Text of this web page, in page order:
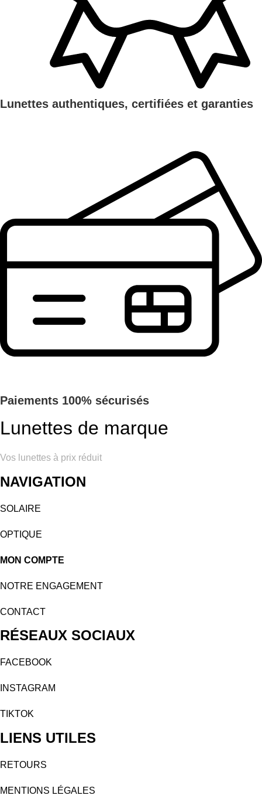
Lunettes authentiques, certifiées et garanties
Paiements 100% sécurisés
Lunettes de marque
Vos lunettes à prix réduit
NAVIGATION
SOLAIRE
OPTIQUE
MON COMPTE
NOTRE ENGAGEMENT
CONTACT
RÉSEAUX SOCIAUX
FACEBOOK
INSTAGRAM
TIKTOK
LIENS UTILES
RETOURS
MENTIONS LÉGALES